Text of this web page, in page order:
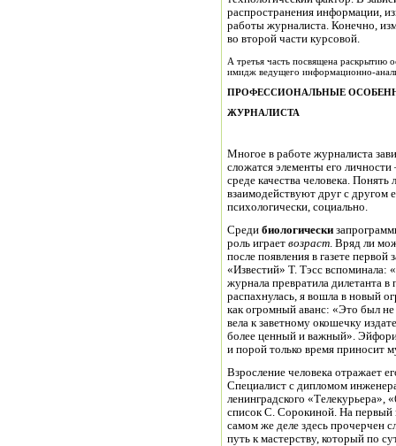
распространения информации,
работы журналиста. Конечно,
во второй части курсовой.
А третья часть посвящена раскрытию
имидж ведущего информационно-
ПРОФЕССИОНАЛЬНЫЕ
ЖУРНАЛИСТА
Многое в работе журналиста
сложатся элементы его
среде качества человека. Понять
взаимодействуют друг с другом
психологически, социально.
Среди биологически
роль играет возраст. Вряд ли
после появления в газете
«Известий» Т. Тэсс вспоминала:
журнала превратила дилетанта
распахнулась, я вошла в новый
как огромный аванс: «Это был не
вела к заветному окошечку
более ценный и важный».
и порой только время приносит
Взросление человека отражает
Специалист с дипломом
ленинградского
список С. Сорокиной. На первый
самом же деле здесь прочерчен
путь к мастерству, который по